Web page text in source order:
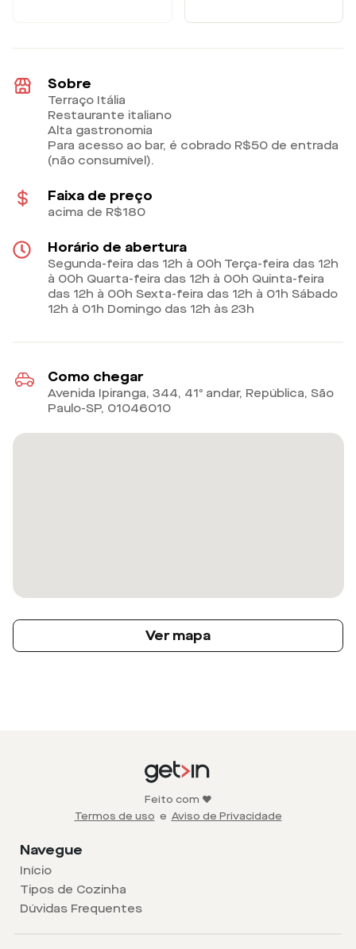
Sobre
Terraço Itália
Restaurante italiano
Alta gastronomia
Para acesso ao bar, é cobrado R$50 de entrada
(não consumível).
Faixa de preço
acima de R$180
Horário de abertura
Segunda-feira das 12h à 00h Terça-feira das 12h
à 00h Quarta-feira das 12h à 00h Quinta-feira
das 12h à 00h Sexta-feira das 12h à 01h Sábado
12h à 01h Domingo das 12h às 23h
Como chegar
Avenida Ipiranga, 344, 41º andar, República, São
Paulo-SP, 01046010
Ver mapa
Feito com ❤️
Termos de uso e Aviso de Privacidade
Navegue
Início
Tipos de Cozinha
Dúvidas Frequentes